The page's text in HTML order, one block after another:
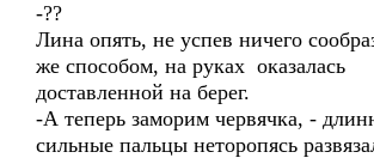
-??
Лина опять, не успев ничего
же способом, на руках оказалась
доставленной на берег.
-А теперь заморим червячка, -
сильные пальцы неторопясь